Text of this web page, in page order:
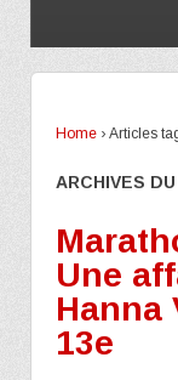
Home › Articles
ARCHIVES
Une
Hanna
13e